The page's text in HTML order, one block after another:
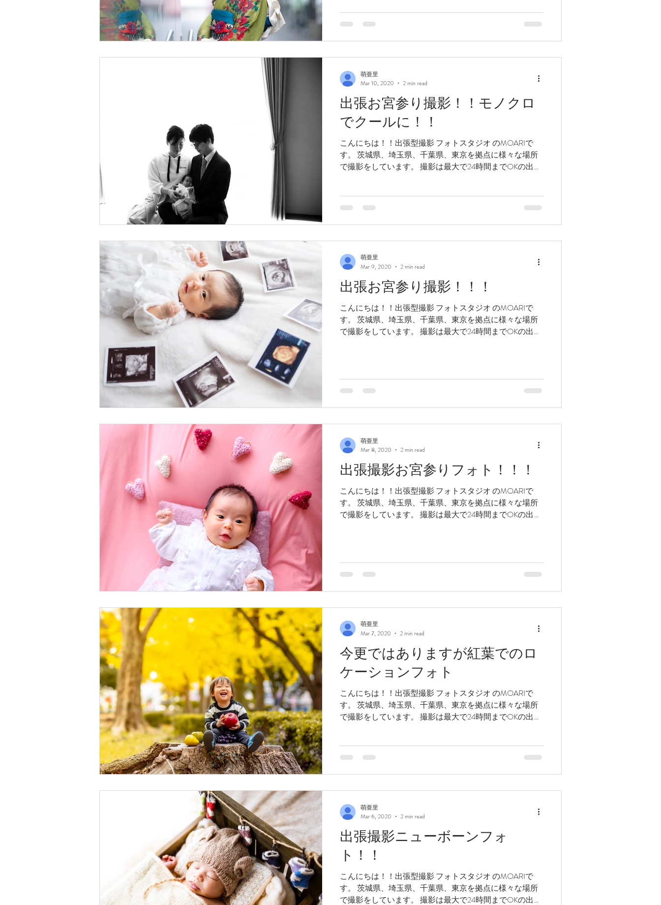
出張お宮参り撮影！！モノクロ
でクールに！！
こんにちは！！出張型撮影 フォトスタジオ のMOARIで
す。 茨城県、埼玉県、千葉県、東京を拠点に様々な場所
で撮影をしています。 撮影は最大で24時間までOKの出張
萌亜里
Mar 10, 2020
2 min read
出張お宮参り撮影！！！
こんにちは！！出張型撮影 フォトスタジオ のMOARIで
す。 茨城県、埼玉県、千葉県、東京を拠点に様々な場所
で撮影をしています。 撮影は最大で24時間までOKの出張
萌亜里
Mar 9, 2020
2 min read
出張撮影お宮参りフォト！！！
こんにちは！！出張型撮影 フォトスタジオ のMOARIで
す。 茨城県、埼玉県、千葉県、東京を拠点に様々な場所
で撮影をしています。 撮影は最大で24時間までOKの出張
萌亜里
Mar 8, 2020
2 min read
今更ではありますが紅葉でのロ
ケーションフォト
こんにちは！！出張型撮影 フォトスタジオ のMOARIで
す。 茨城県、埼玉県、千葉県、東京を拠点に様々な場所
で撮影をしています。 撮影は最大で24時間までOKの出張
萌亜里
Mar 7, 2020
2 min read
出張撮影ニューボーンフォ
ト！！
こんにちは！！出張型撮影 フォトスタジオ のMOARIで
す。 茨城県、埼玉県、千葉県、東京を拠点に様々な場所
で撮影をしています。 撮影は最大で24時間までOKの出張
萌亜里
Mar 6, 2020
2 min read